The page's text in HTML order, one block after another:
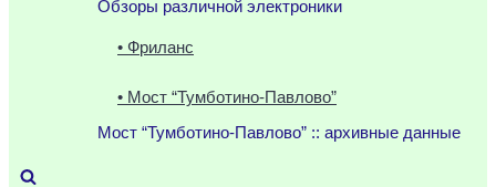
Обзоры различной электроники
• Фриланс
• Мост “Тумботино-Павлово”
Мост “Тумботино-Павлово” :: архивные данные